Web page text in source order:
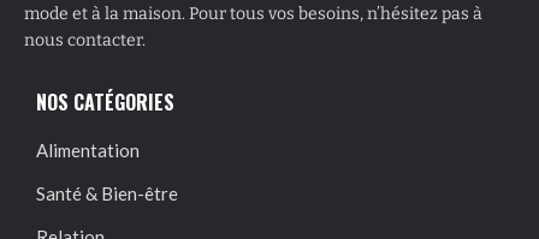
mode et à la maison. Pour tous vos besoins, n’hésitez pas à
nous contacter.
NOS CATÉGORIES
Alimentation
Santé & Bien-être